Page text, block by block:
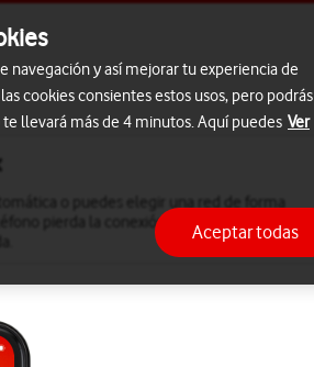
pierda la conexión si sales del área de
navegación y así mejorar tu experiencia de
cookies consientes estos usos, pero podrás
llevará más de 4 minutos. Aquí puedes Ver
Aceptar todas